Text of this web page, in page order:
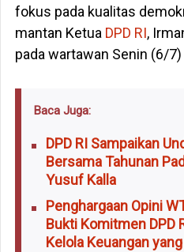
fokus pada kualitas
mantan Ketua DPD RI,
pada wartawan Senin (6/7)
Baca Juga:
DPD RI Sampaikan
Bersama Tahunan
Yusuf Kalla
Penghargaan Opini
Bukti Komitmen DPD
Kelola Keuangan